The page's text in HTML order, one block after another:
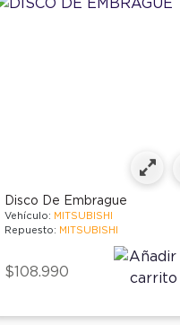
Disco De Embrague
Vehículo: MITSUBISHI
Repuesto: MITSUBISHI
$108.990